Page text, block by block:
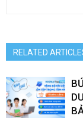
RELATED